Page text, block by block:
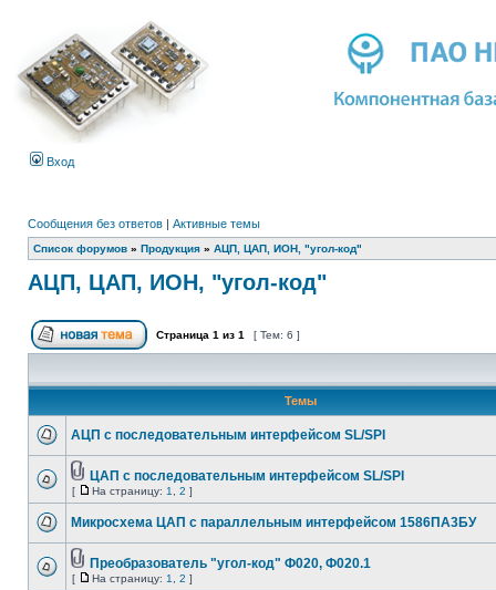
Вход
Сообщения без ответов | Активные темы
Список форумов » Продукция » АЦП, ЦАП, ИОН, "угол-код"
АЦП, ЦАП, ИОН, "угол-код"
Страница 1 из 1 [ Тем: 6 ]
Темы
АЦП с последовательным интерфейсом SL/SPI
ЦАП с последовательным интерфейсом SL/SPI
[ На страницу: 1 2 ]
Микросхема ЦАП с параллельным интерфейсом 1586ПА3БУ
Преобразователь "угол-код" Ф020, Ф020.1
[ На страницу: 1 2 ]